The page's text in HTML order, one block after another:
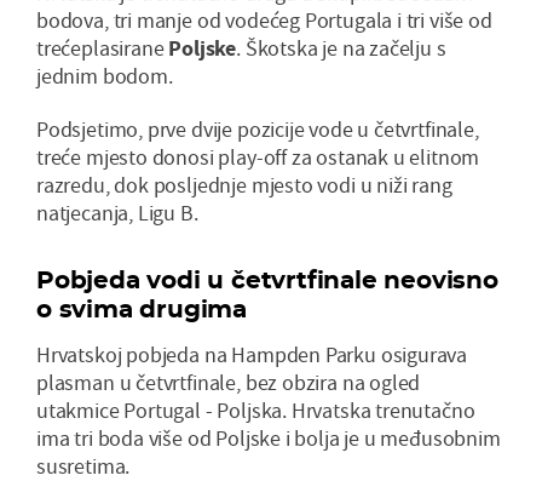
bodova, tri manje od vodećeg Portugala i tri više od
trećeplasiranePoljske. Škotska je na začelju s
jednim bodom.
Podsjetimo, prve dvije pozicije vode u četvrtfinale,
treće mjesto donosi play-off za ostanak u elitnom
razredu, dok posljednje mjesto vodi u niži rang
natjecanja, Ligu B.
Pobjeda vodi u četvrtfinale neovisno
o svima drugima
Hrvatskoj pobjeda na Hampden Parku osigurava
plasman u četvrtfinale, bez obzira na ogled
utakmice Portugal - Poljska. Hrvatska trenutačno
ima tri boda više od Poljske i bolja je u međusobnim
susretima.